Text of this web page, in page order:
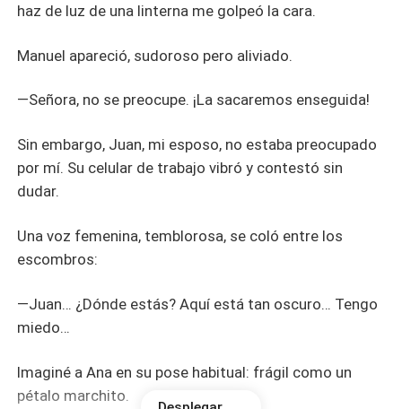
haz de luz de una linterna me golpeó la cara.
Manuel apareció, sudoroso pero aliviado.
—Señora, no se preocupe. ¡La sacaremos enseguida!
Sin embargo, Juan, mi esposo, no estaba preocupado
por mí. Su celular de trabajo vibró y contestó sin
dudar.
Una voz femenina, temblorosa, se coló entre los
escombros:
—Juan… ¿Dónde estás? Aquí está tan oscuro… Tengo
miedo…
Imaginé a Ana en su pose habitual: frágil como un
pétalo marchito.